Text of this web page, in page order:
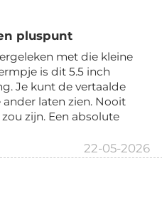
pluspunt
met die kleine
is dit 5.5 inch
Je kunt de vertaalde
laten zien. Nooit
zijn. Een absolute
22-05-2026